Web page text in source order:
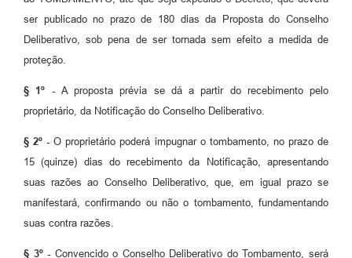
ser publicado no prazo de 180 dias da Proposta do Conselho
Deliberativo, sob pena de ser tornada sem efeito a medida de
proteção.
§ 1º - A proposta prévia se dá a partir do recebimento pelo
proprietário, da Notificação do Conselho Deliberativo.
§ 2º -O proprietário poderá impugnar o tombamento, no prazo de
15 (quinze) dias do recebimento da Notificação, apresentando
suas razões ao Conselho Deliberativo, que, em igual prazo se
manifestará, confirmando ou não o tombamento, fundamentando
suas contra razões.
§ 3º - Convencido o Conselho Deliberativo do Tombamento, será